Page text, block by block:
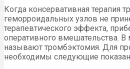
Когда консервативная терапия
геморроидальных узлов не
терапевтического эффекта,
оперативного вмешательства. В
называют тромбэктомия. Для
необходимы следующие